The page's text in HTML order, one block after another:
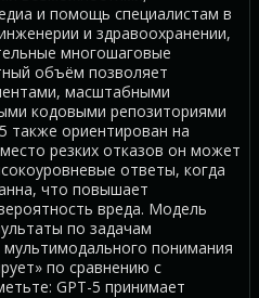
и помощь специалистам в
и здравоохранении,
многошаговые
объём позволяет
масштабными
кодовыми репозиториями
также ориентирован на
резких отказов он может
ответы, когда
что повышает
вреда. Модель
по задачам
понимания
по сравнению с
GPT-5 принимает